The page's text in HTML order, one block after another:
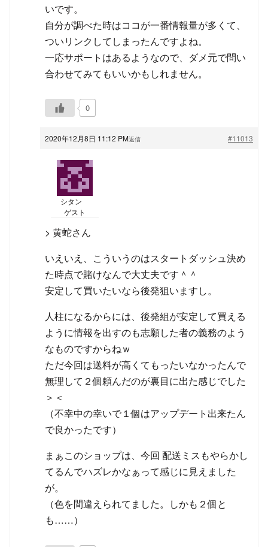
いです。
自分が調べた時はココが一番情報量が多くて、
ついリンクしてしまったんですよね。
一応サポートはあるようなので、ダメ元で問い
合わせてみてもいいかもしれません。
0
2020年12月8日 11:12 PM #11013
返信
シタン
ゲスト
> 黄蛇さん
いえいえ、こういうのはスタートダッシュ決め
た時点で賭けなんで大丈夫です＾＾
安定して買いたいなら後発狙いますし。
人柱になるからには、後発組が安定して買える
ように情報を出すのも志願した者の義務のよう
なものですからねｗ
ただ今回は送料が高くてもったいなかったんで
無理して２個頼んだのが裏目に出た感じでした
＞＜
（不幸中の幸いで１個はアップデート出来たん
で良かったです）
まぁこのショップは、今回 配送ミスもやらかし
てるんでハズレかなぁって感じに見えました
が。
（色を間違えられてました。しかも２個と
も……）